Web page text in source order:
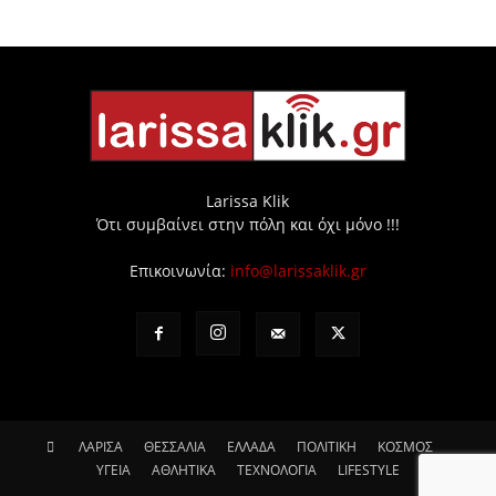
Larissa Klik
Ότι συμβαίνει στην πόλη και όχι μόνο !!!
Επικοινωνία: info@larissaklik.gr
ΛΑΡΙΣΑ ΘΕΣΣΑΛΙΑ ΕΛΛΑΔΑ ΠΟΛΙΤΙΚΗ
ΚΟΣΜΟΣ
ΥΓΕΙΑ
ΑΘΛΗΤΙΚΑ ΤΕΧΝΟΛΟΓΙΑ LIFESTYLE